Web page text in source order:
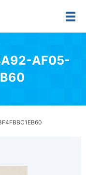
メ
AF05-